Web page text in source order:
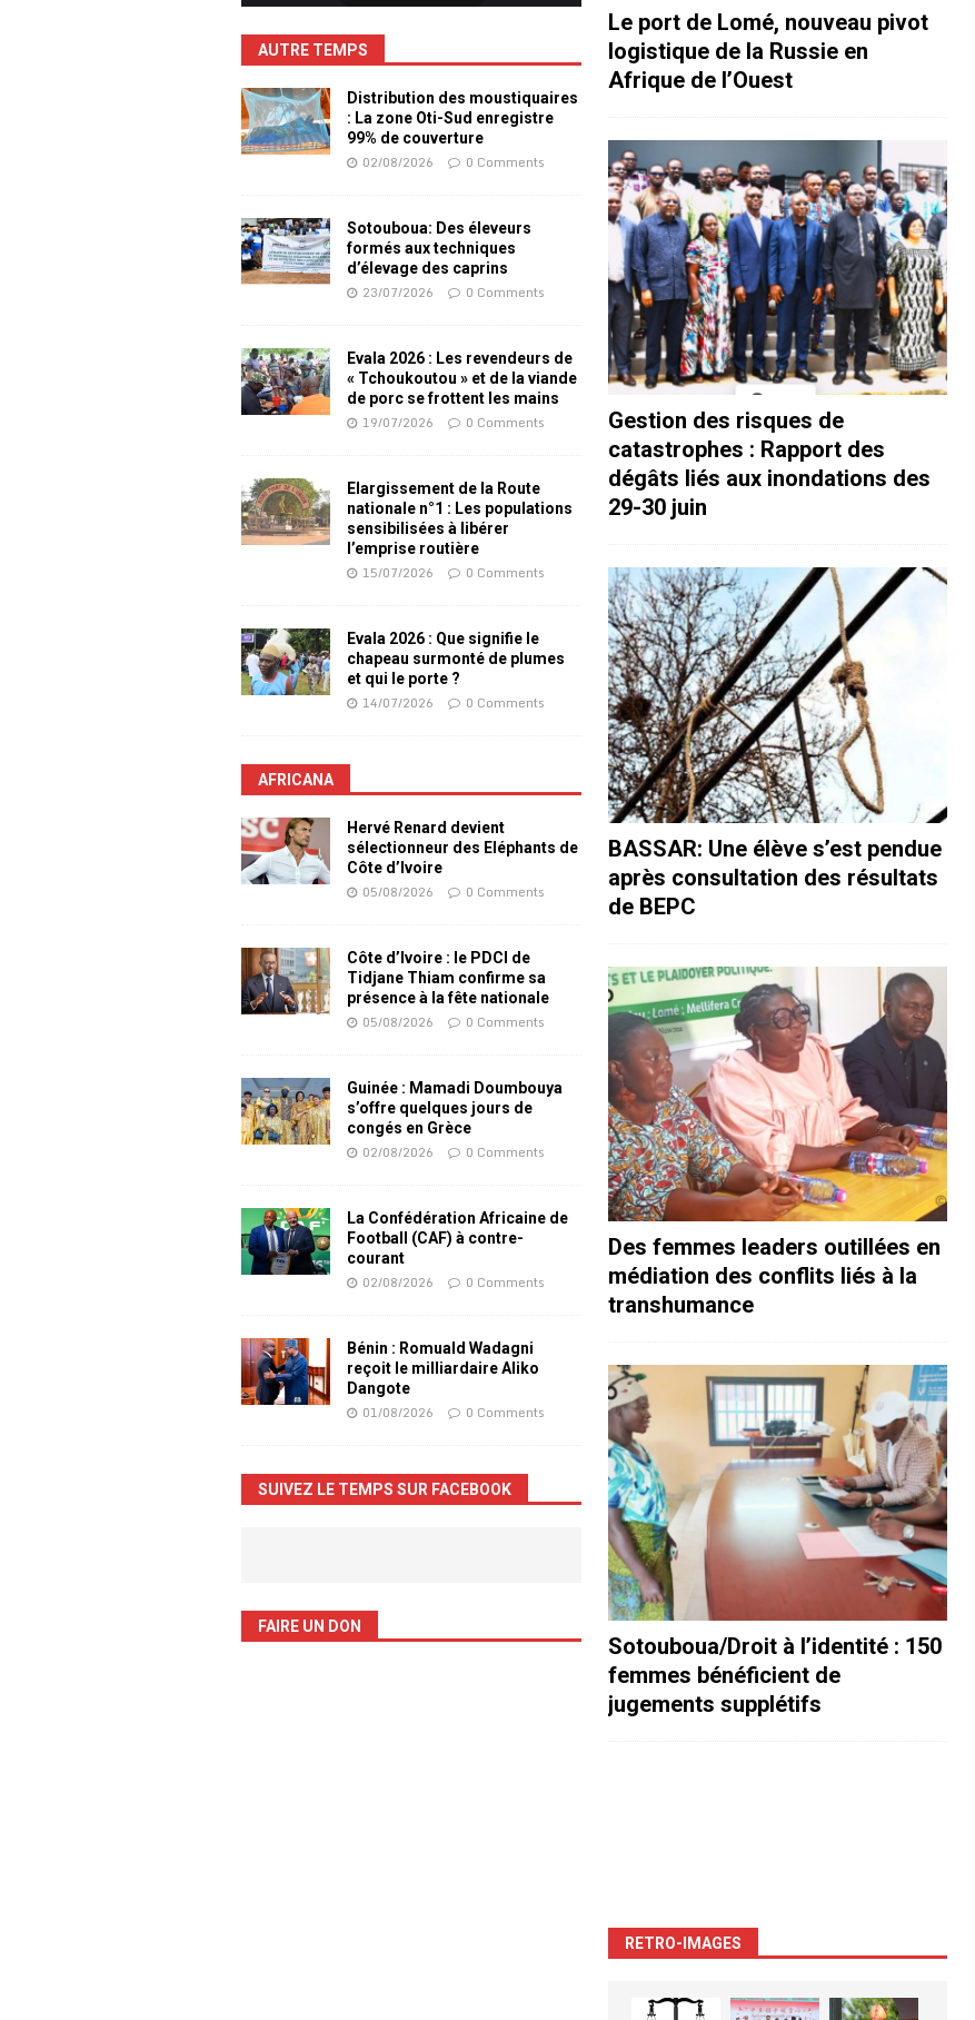
AUTRE TEMPS
Distribution des moustiquaires
: La zone Oti-Sud enregistre
99% de couverture
02/08/2026 0 Comments
Sotouboua: Des éleveurs
formés aux techniques
d’élevage des caprins
23/07/2026 0 Comments
Evala 2026 : Les revendeurs de
« Tchoukoutou » et de la viande
de porc se frottent les mains
19/07/2026 0 Comments
Elargissement de la Route
nationale n°1 : Les populations
sensibilisées à libérer
l’emprise routière
15/07/2026 0 Comments
Evala 2026 : Que signifie le
chapeau surmonté de plumes
et qui le porte ?
14/07/2026 0 Comments
AFRICANA
Hervé Renard devient
sélectionneur des Eléphants de
Côte d’Ivoire
05/08/2026 0 Comments
Côte d’Ivoire : le PDCI de
Tidjane Thiam confirme sa
présence à la fête nationale
05/08/2026 0 Comments
Guinée : Mamadi Doumbouya
s’offre quelques jours de
congés en Grèce
02/08/2026 0 Comments
La Confédération Africaine de
Football (CAF) à contre-
courant
02/08/2026 0 Comments
Bénin : Romuald Wadagni
reçoit le milliardaire Aliko
Dangote
01/08/2026 0 Comments
SUIVEZ LE TEMPS SUR FACEBOOK
FAIRE UN DON
Le port de Lomé, nouveau pivot
logistique de la Russie en
Afrique de l’Ouest
Gestion des risques de
catastrophes : Rapport des
dégâts liés aux inondations des
29-30 juin
BASSAR: Une élève s’est pendue
après consultation des résultats
de BEPC
Des femmes leaders outillées en
médiation des conflits liés à la
transhumance
Sotouboua/Droit à l’identité : 150
femmes bénéficient de
jugements supplétifs
RETRO-IMAGES